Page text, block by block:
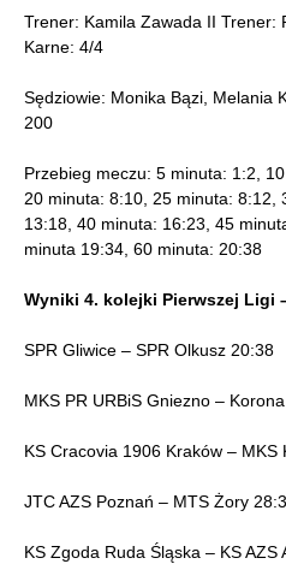
Trener: Kamila Zawada II Trener:
Karne: 4/4
Sędziowie: Monika Bązi, Melania
200
Przebieg meczu: 5 minuta: 1:2,
20 minuta: 8:10, 25 minuta: 8:12,
13:18, 40 minuta: 16:23, 45
minuta 19:34, 60 minuta: 20:38
Wyniki 4. kolejki Pierwszej Ligi
SPR Gliwice – SPR Olkusz 20:38
MKS PR URBiS Gniezno –
KS Cracovia 1906 Kraków –
JTC AZS Poznań – MTS Żory
KS Zgoda Ruda Śląska – KS AZS